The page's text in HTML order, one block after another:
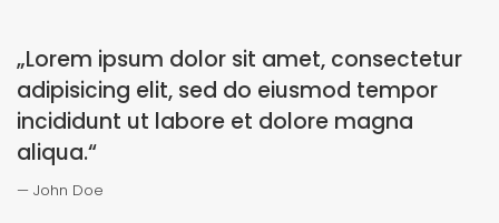
„Lorem ipsum dolor sit amet, consectetur
adipisicing elit, sed do eiusmod tempor
incididunt ut labore et dolore magna
aliqua.“
John Doe